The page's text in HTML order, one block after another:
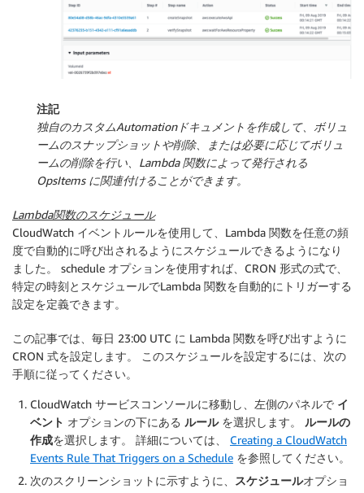
注記
独自のカスタムAutomationドキュメントを作成して、ボリュ
ームのスナップショットや削除、または必要に応じてボリュ
ームの削除を行い、Lambda 関数によって発行される
OpsItems に関連付けることができます。
Lambda関数のスケジュール
CloudWatch イベントルールを使用して、Lambda 関数を任意の頻
度で自動的に呼び出されるようにスケジュールできるようになり
ました。 schedule オプションを使用すれば、CRON 形式の式で、
特定の時刻とスケジュールでLambda 関数を自動的にトリガーする
設定を定義できます。
この記事では、毎日 23:00 UTC に Lambda 関数を呼び出すように
CRON 式を設定します。 このスケジュールを設定するには、次の
手順に従ってください。
CloudWatch サービスコンソールに移動し、左側のパネルで イ
ベント オプションの下にある ルールを選択します。 ルールの
作成を選択します。 詳細については、 Creating a CloudWatch
Events Rule That Triggers on a Schedule を参照してください。
次のスクリーンショットに示すように、
スケジュールオプショ